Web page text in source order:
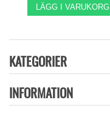
LÄGG I VARUKORG
KATEGORIER
INFORMATION